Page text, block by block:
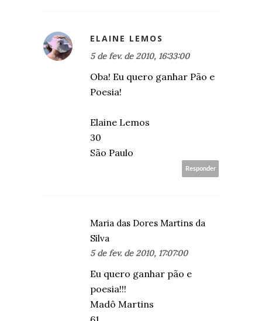
ELAINE LEMOS
5 de fev. de 2010, 16:33:00
Oba! Eu quero ganhar Pão e
Poesia!
Elaine Lemos
30
São Paulo
Responder
Maria das Dores Martins da
Silva
5 de fev. de 2010, 17:07:00
Eu quero ganhar pão e
poesia!!!
Madô Martins